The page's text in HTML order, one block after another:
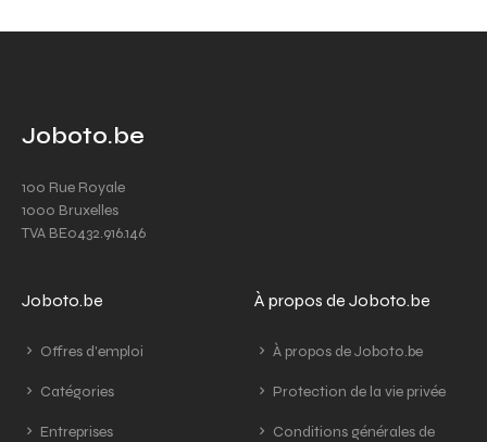
Joboto.be
100 Rue Royale
1000 Bruxelles
TVA BE0432.916.146
Joboto.be
Offres d'emploi
Catégories
Entreprises
À propos de Joboto.be
À propos de Joboto.be
Protection de la vie privée
Conditions générales de